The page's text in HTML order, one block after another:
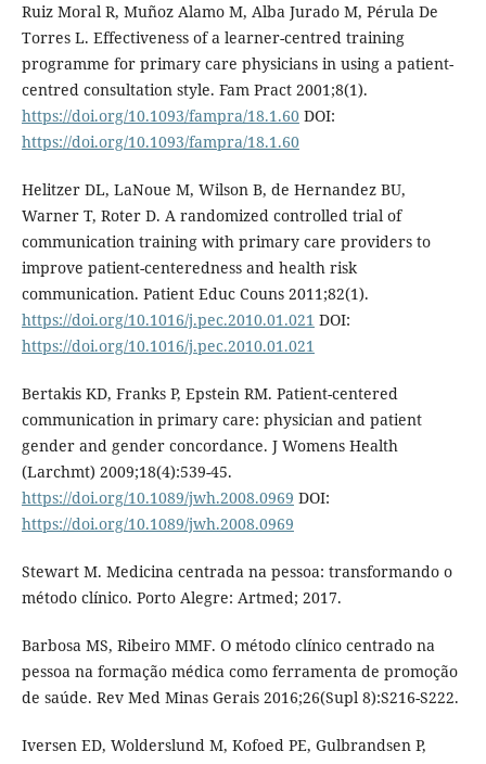
Ruiz Moral R, Muñoz Alamo M, Alba Jurado M, Pérula De
Torres L. Effectiveness of a learner-centred training
programme for primary care physicians in using a patient-
centred consultation style. Fam Pract 2001;8(1).
https://doi.org/10.1093/fampra/18.1.60DOI:
https://doi.org/10.1093/fampra/18.1.60
Helitzer DL, LaNoue M, Wilson B, de Hernandez BU,
Warner T, Roter D. A randomized controlled trial of
communication training with primary care providers to
improve patient-centeredness and health risk
communication. Patient Educ Couns 2011;82(1).
https://doi.org/10.1016/j.pec.2010.01.021 DOI:
https://doi.org/10.1016/j.pec.2010.01.021
Bertakis KD, Franks P, Epstein RM. Patient-centered
communication in primary care: physician and patient
gender and gender concordance. J Womens Health
(Larchmt) 2009;18(4):539-45.
https://doi.org/10.1089/jwh.2008.0969 DOI:
https://doi.org/10.1089/jwh.2008.0969
Stewart M. Medicina centrada na pessoa: transformando o
método clínico. Porto Alegre: Artmed; 2017.
Barbosa MS, Ribeiro MMF. O método clínico centrado na
pessoa na formação médica como ferramenta de promoção
de saúde. Rev Med Minas Gerais 2016;26(Supl 8):S216-S222.
Iversen ED, Wolderslund M, Kofoed PE, Gulbrandsen P,